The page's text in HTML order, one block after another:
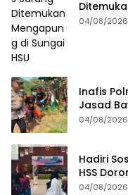
04/08/2026
Inafis
Jasad
04/08/2026
Hadiri
HSS
Baik
04/08/2026